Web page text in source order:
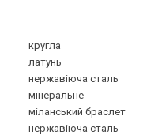
кругла
латунь
нержавіюча сталь
мінеральне
міланський браслет
нержавіюча сталь